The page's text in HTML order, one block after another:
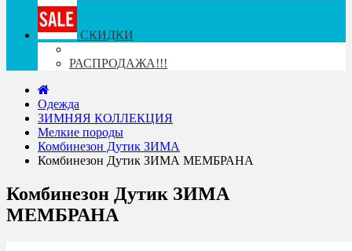
СКИДКИ
РАСПРОДАЖА!!!
Одежда
ЗИМНЯЯ КОЛЛЕКЦИЯ
Мелкие породы
Комбинезон Дутик ЗИМА
Комбинезон Дутик ЗИМА МЕМБРАНА
Комбинезон Дутик ЗИМА
МЕМБРАНА